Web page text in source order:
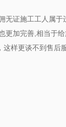
无证施工工人属
加完善,相当于给
样更谈不到售后